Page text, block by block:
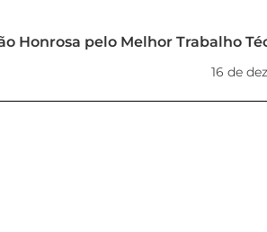
Honrosa pelo Melhor Trabalho
Futuro
16 de